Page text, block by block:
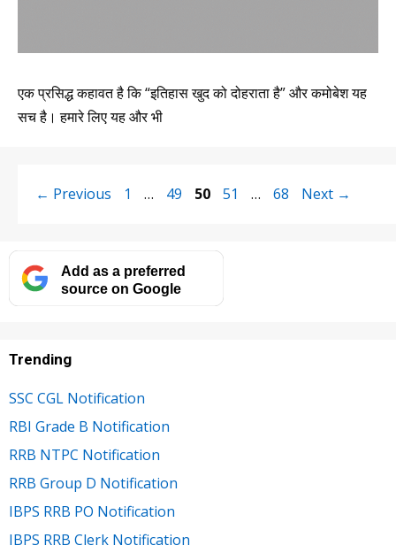
एक प्रसिद्ध कहावत है कि “इतिहास खुद को दोहराता है” और कमोबेश यह
सच है। हमारे लिए यह और भी
← Previous Page
1 … Page
49 Page
50 Page
51 … Page
68 Next →
Add as a preferred
source on Google
Trending
SSC CGL Notification
RBI Grade B Notification
RRB NTPC Notification
RRB Group D Notification
IBPS RRB PO Notification
IBPS RRB Clerk Notification